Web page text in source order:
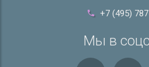
+7 (495)
Мы в